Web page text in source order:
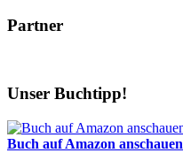
Partner
Unser Buchtipp!
Buch auf Amazon anschauen